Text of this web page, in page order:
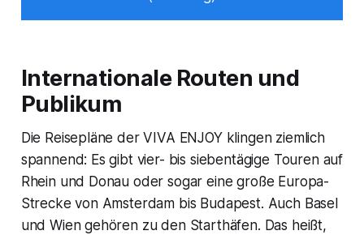
Internationale Routen und
Publikum
Die Reisepläne der VIVA ENJOY klingen ziemlich
spannend: Es gibt vier- bis siebentägige Touren auf
Rhein und Donau oder sogar eine große Europa-
Strecke von Amsterdam bis Budapest. Auch Basel
und Wien gehören zu den Starthäfen. Das heißt,